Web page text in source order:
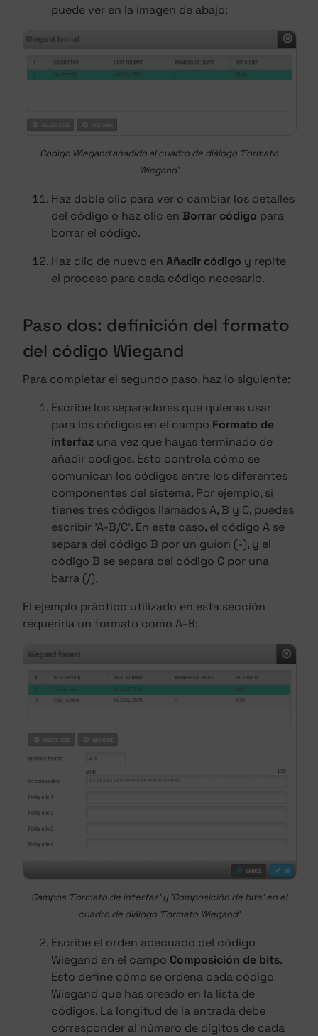
puede ver en la imagen de abajo:
Código Wiegand añadido al cuadro de diálogo 'Formato
Wiegand'
Haz doble clic para ver o cambiar los detalles
del código o haz clic en Borrar código para
borrar el código.
Haz clic de nuevo en Añadir código y repite
el proceso para cada código necesario.
Paso dos: definición del formato
del código Wiegand
Para completar el segundo paso, haz lo siguiente:
Escribe los separadores que quieras usar
para los códigos en el campo Formato de
interfaz una vez que hayas terminado de
añadir códigos. Esto controla cómo se
comunican los códigos entre los diferentes
componentes del sistema. Por ejemplo, si
tienes tres códigos llamados A, B y C, puedes
escribir 'A-B/C'. En este caso, el código A se
separa del código B por un guion (-), y el
código B se separa del código C por una
barra (/).
El ejemplo práctico utilizado en esta sección
requeriría un formato como A-B:
Campos 'Formato de interfaz' y 'Composición de bits' en el
cuadro de diálogo 'Formato Wiegand'
Escribe el orden adecuado del código
Wiegand en el campo Composición de bits.
Esto define cómo se ordena cada código
Wiegand que has creado en la lista de
códigos. La longitud de la entrada debe
corresponder al número de dígitos de cada